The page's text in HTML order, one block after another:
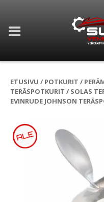
ETUSIVU / POTKURIT /
TERÄSPOTKURIT / SOLAS
EVINRUDE JOHNSON